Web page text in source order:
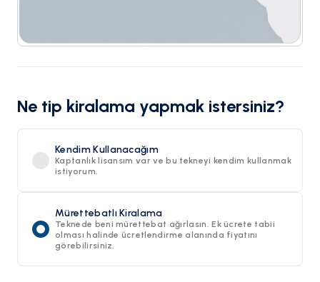
Ne tip kiralama yapmak istersiniz?
Kendim Kullanacağım
Kaptanlık lisansım var ve bu tekneyi kendim kullanmak
istiyorum.
Mürettebatlı Kiralama
Teknede beni mürettebat ağırlasın. Ek ücrete tabii
olması halinde ücretlendirme alanında fiyatını
görebilirsiniz.